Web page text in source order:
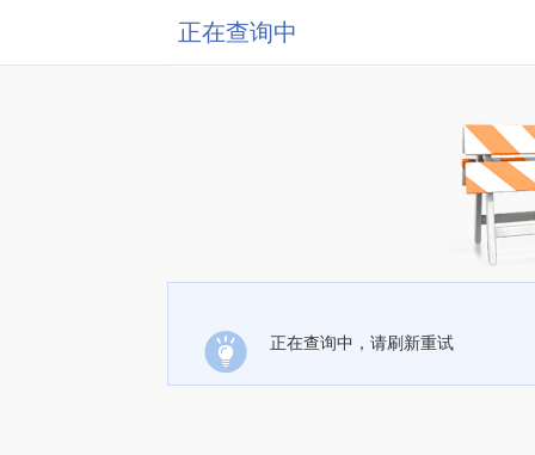
正在查询中
正在查询中，请刷新重试